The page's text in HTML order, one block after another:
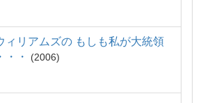
ィリアムズの もしも私が大統領
・・
2006